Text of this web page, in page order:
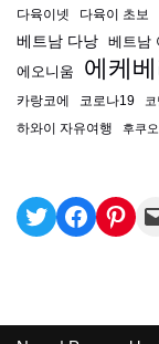
다육이넷 다육이 초보
베트남 다낭 베트남
에오니움 에케
카랑코에 코로나19
하와이 자유여행 후쿠